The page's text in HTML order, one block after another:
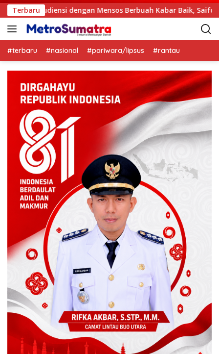
Terbaru
Baik, Saifullah Yusuf Dijadwalkan Buka Pacu Jalur 2026 dan
#terbaru #nasional #pariwara/lipsus #rantau